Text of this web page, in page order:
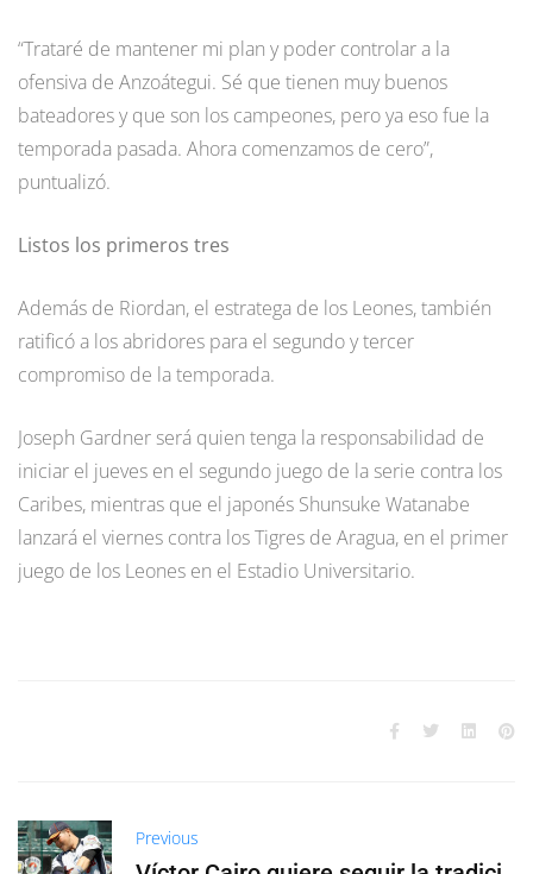
“Trataré de mantener mi plan y poder controlar a la
ofensiva de Anzoátegui. Sé que tienen muy buenos
bateadores y que son los campeones, pero ya eso fue la
temporada pasada. Ahora comenzamos de cero”,
puntualizó.
Listos los primeros tres
Además de Riordan, el estratega de los Leones, también
ratificó a los abridores para el segundo y tercer
compromiso de la temporada.
Joseph Gardner será quien tenga la responsabilidad de
iniciar el jueves en el segundo juego de la serie contra los
Caribes, mientras que el japonés Shunsuke Watanabe
lanzará el viernes contra los Tigres de Aragua, en el primer
juego de los Leones en el Estadio Universitario.
Previous